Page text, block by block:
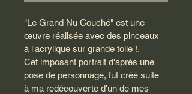
"Le Grand Nu Couché" est une
œuvre réalisée avec des pinceaux
à l'acrylique sur grande toile !.
Cet imposant portrait d'après une
pose de personnage, fut créé suite
à ma redécouverte d'un de mes